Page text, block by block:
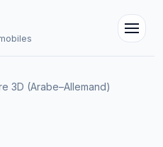
3D (Arabe–Allemand)